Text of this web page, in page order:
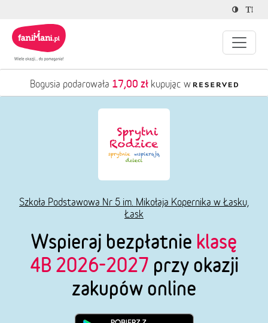
Bogusia podarowała 17,00 zł kupując w
Szkoła Podstawowa Nr 5 im. Mikołaja Kopernika w Łasku,
Łask
Wspieraj bezpłatnie klasę
4B 2026-2027 przy okazji
zakupów online